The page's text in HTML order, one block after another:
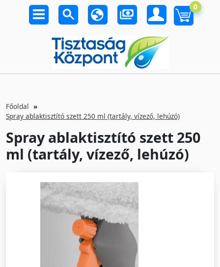
0
Főoldal
Spray ablaktisztító szett 250 ml (tartály, vízező, lehúzó)
Spray ablaktisztító szett 250
ml (tartály, vízező, lehúzó)